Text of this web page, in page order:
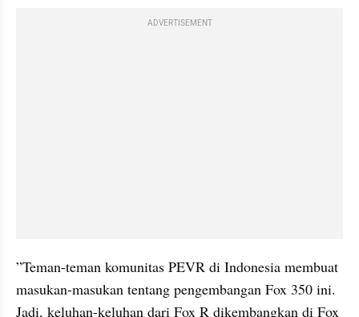
ADVERTISEMENT
”Teman-teman komunitas PEVR di Indonesia membuat
masukan-masukan tentang pengembangan Fox 350 ini.
Jadi, keluhan-keluhan dari Fox R dikembangkan di Fox